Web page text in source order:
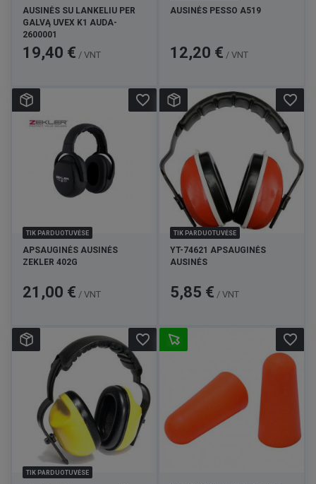
AUSINĖS SU LANKELIU PER
GALVĄ UVEX K1 AUDA-
2600001
Kaina
19,40 € / VNT
AUSINĖS PESSO A519
Kaina
12,20 € / VNT
TIK PARDUOTUVĖSE
APSAUGINĖS AUSINĖS
ZEKLER 402G
Kaina
21,00 € / VNT
favorite_border
TIK PARDUOTUVĖSE
YT-74621 APSAUGINĖS
AUSINĖS
Kaina
5,85 € / VNT
favorite_border
TIK PARDUOTUVĖSE
favorite_border favorite_border